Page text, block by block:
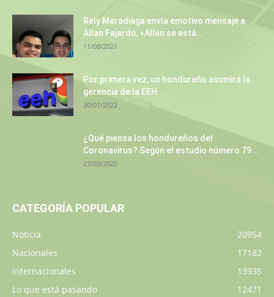
Rely Maradiaga envía emotivo mensaje a
Allan Fajardo, «Allan se está...
11/08/2021
Por primera vez, un hondureño asumirá la
gerencia de la EEH
30/01/2022
¿Qué piensa los hondureños del
Coronavirus? Según el estudio número 79...
27/03/2020
CATEGORÍA POPULAR
Noticia
20954
Nacionales
17182
Internacionales
13935
Lo que está pasando
12471